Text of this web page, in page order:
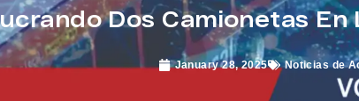
Dos Camionetas
January 28, 2025 Noticias de